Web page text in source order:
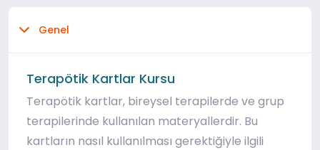
Genel
Terapötik Kartlar Kursu
Terapötik kartlar, bireysel terapilerde ve grup
terapilerinde kullanılan materyallerdir. Bu
kartların nasıl kullanılması gerektiğiyle ilgili